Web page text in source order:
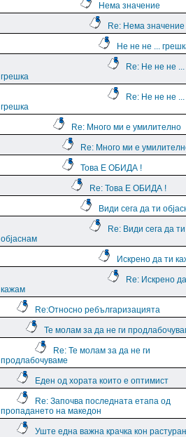
Нема значение
Re: Нема значение
Не не не ...
Re: Не не не ...
грешка
Re: Не не не ...
грешка
Re: Много ми е умилително
Re: Много ми е
Това Е ОБИДА !
Re: Това Е ОБИДА !
Види сега да ти
Re: Види сега да ти
објаснам
Искрено да ти
Re: Искрено
кажам
Re:Относно ребългаризацията
Те молам за да не ги
Re: Те молам за да не ги
продлабочуваме
Еден од хората които е оптимист
Re: Започва последната етапа од
пропадането на македон
Уште една важна крачка кон